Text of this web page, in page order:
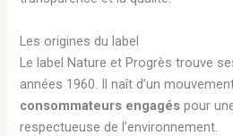
Les origines du label
Le label Nature et Progrès trouve
années 1960. Il naît d’un
consommateurs engagés pour
respectueuse de l’environnement.